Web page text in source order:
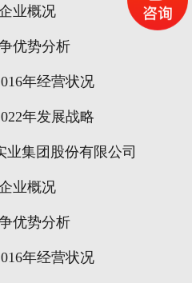
业概况
优势分析
年经营状况
年发展战略
业集团股份有限公司
业概况
优势分析
年经营状况